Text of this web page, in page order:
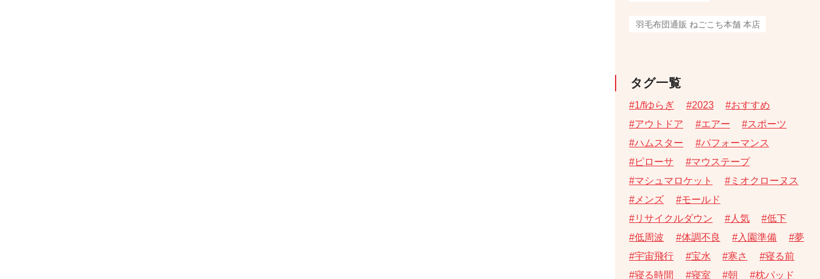
羽毛布団通販 ねごこち本舗 本店
タグ一覧
1/fゆらぎ 2023
おすすめ
アウトドア
エアー
スポーツ
ハムスター
パフォーマンス
ピローサ
マウステープ
マシュマロケット
ミオクローヌス
メンズ
モールド
リサイクルダウン
人気
低下
低周波
体調不良 入園準備
夢
宇宙飛行
宝水 寒さ
寝る前
寝る時間
寝室 朝
枕パッド